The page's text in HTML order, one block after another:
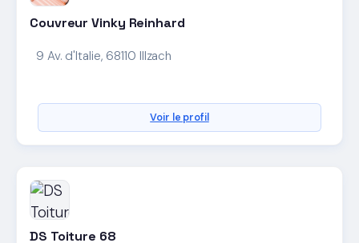
Couvreur Vinky Reinhard
9 Av. d'Italie, 68110 Illzach
Voir le profil
DS Toiture 68